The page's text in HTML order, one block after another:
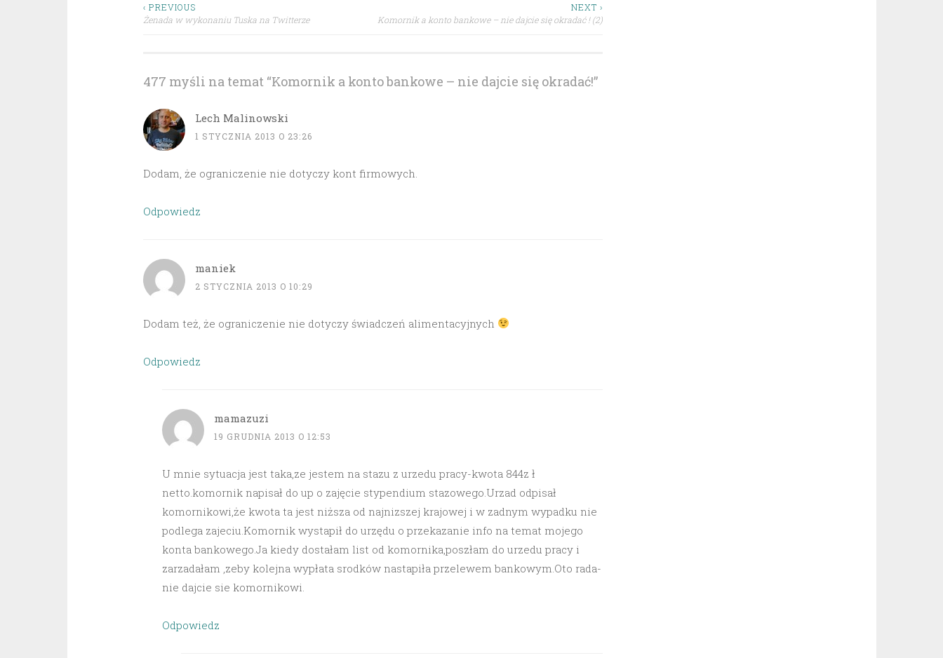
Nawigacja
‹ PREVIOUS
Żenada w wykonaniu Tuska na Twitterze
NEXT ›
Komornik a konto bankowe – nie dajcie się okradać ! (2)
477 myśli na temat “Komornik a konto bankowe – nie dajcie się okradać!”
Lech Malinowski
1 STYCZNIA 2013 O 23:26
Dodam, że ograniczenie nie dotyczy kont firmowych.
Odpowiedz
maniek
2 STYCZNIA 2013 O 10:29
Dodam też, że ograniczenie nie dotyczy świadczeń alimentacyjnych
Odpowiedz
mamazuzi
19 GRUDNIA 2013 O 12:53
U mnie sytuacja jest taka,ze jestem na stazu z urzedu pracy-kwota 844z ł
netto.komornik napisał do up o zajęcie stypendium stazowego.Urzad odpisał
komornikowi,że kwota ta jest niższa od najnizszej krajowej i w zadnym wypadku nie
podlega zajeciu.Komornik wystapił do urzędu o przekazanie info na temat mojego
konta bankowego.Ja kiedy dostałam list od komornika,poszłam do urzedu pracy i
zarzadałam ,zeby kolejna wypłata srodków nastapiła przelewem bankowym.Oto rada-
nie dajcie sie komornikowi.
Odpowiedz